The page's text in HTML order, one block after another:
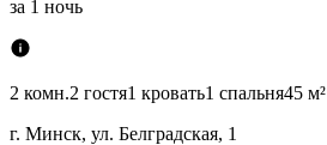
за 1 ночь
2 комн.2 гостя1 кровать1 спальня45 м²
г. Минск, ул. Белградская, 1